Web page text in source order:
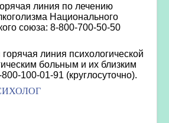
линия по лечению
Национального
союза: 8-800-700-50-50
линия психологической
больным и их близким
100-01-91 (круглосуточно).